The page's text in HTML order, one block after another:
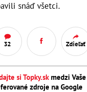
snáď všetci.
32 Zdieľať
si Topky.sk medzi Vaše
zdroje na Google